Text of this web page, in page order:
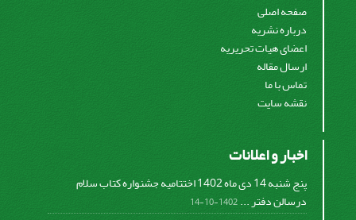
صفحه اصلی
درباره نشریه
اعضای هیات تحریریه
ارسال مقاله
تماس با ما
نقشه سایت
اخبار و اعلانات
پنج شنبه 14 دی ماه 1402 اختتامیه جشنواره کتاب سلام
درسالن دفتر ...1402-10-14